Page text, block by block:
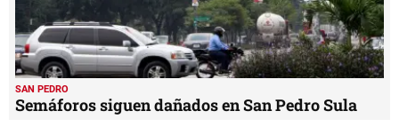
SAN PEDRO
Semáforos siguen dañados en San Pedro Sula